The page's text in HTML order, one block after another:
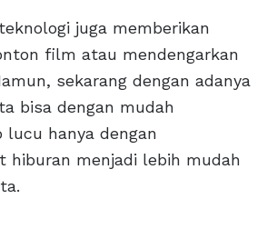
juga memberikan
film atau mendengarkan
sekarang dengan adanya
bisa dengan mudah
hanya dengan
hiburan menjadi lebih mudah